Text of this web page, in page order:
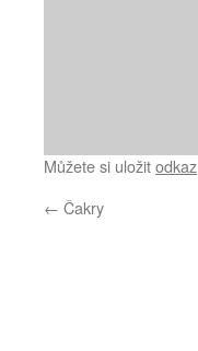
Můžete si uložitodkaz
← Čakry